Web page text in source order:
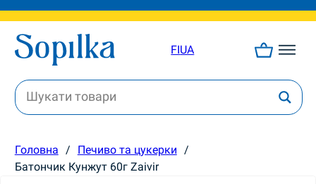
FIUA
Головна / Печиво та цукерки /
Батончик Кунжут 60г Zaivir